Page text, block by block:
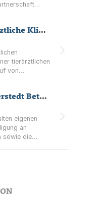
Evidensia Tierärztliche Klinik für Kleintiere Norderstedt GmbH
tierärztlichen
von
Tierklinik Norderstedt Beteiligungs GmbH
eigenen
an
sowie die